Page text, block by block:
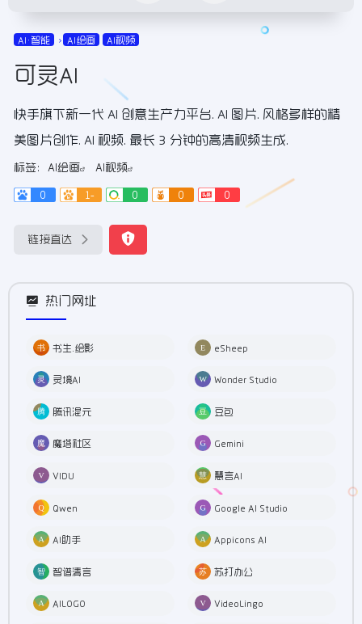
AI•智能 AI绘画 AI视频
可灵AI
快手旗下新一代 AI 创意生产力平台. AI 图片. 风格多样的精
美图片创作. AI 视频. 最长 3 分钟的高清视频生成.
标签： AI绘画 AI视频
0 1- 0 0 0
链接直达
热门网址
书生.绘影 eSheep
灵境AI Wonder Studio
腾讯混元 豆包
魔塔社区 Gemini
VIDU 慧言AI
Qwen Google AI Studio
AI助手 Appicons AI
智谱清言 苏打办公
AILOGO VideoLingo